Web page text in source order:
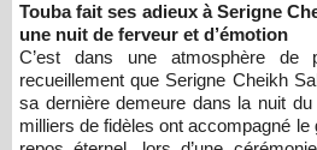
Touba fait ses adieux à Serigne Cheikh Saliou Mbacké dans
une nuit de ferveur et d’émotion
C’est dans une atmosphère de
recueillement que Serigne Cheikh
sa dernière demeure dans la nuit
milliers de fidèles ont accompagné le